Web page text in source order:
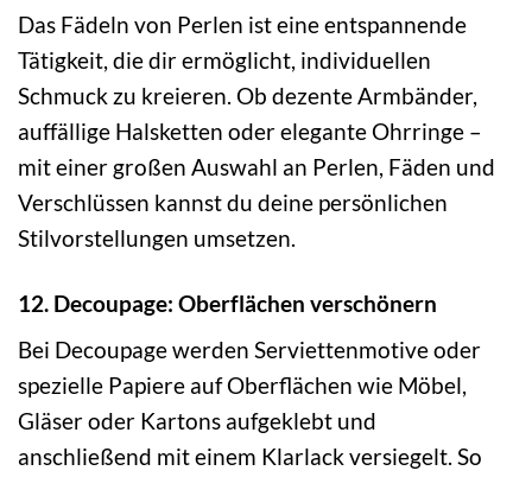
Das Fädeln von Perlen ist eine entspannende
Tätigkeit, die dir ermöglicht, individuellen
Schmuck zu kreieren. Ob dezente Armbänder,
auffällige Halsketten oder elegante Ohrringe –
mit einer großen Auswahl an Perlen, Fäden und
Verschlüssen kannst du deine persönlichen
Stilvorstellungen umsetzen.
12. Decoupage: Oberflächen verschönern
Bei Decoupage werden Serviettenmotive oder
spezielle Papiere auf Oberflächen wie Möbel,
Gläser oder Kartons aufgeklebt und
anschließend mit einem Klarlack versiegelt. So